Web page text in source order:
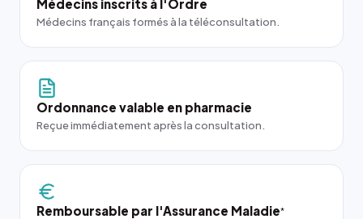
Médecins inscrits à l'Ordre
Médecins français formés à la téléconsultation.
Ordonnance valable en pharmacie
Reçue immédiatement après la consultation.
Remboursable par l'Assurance Maladie*